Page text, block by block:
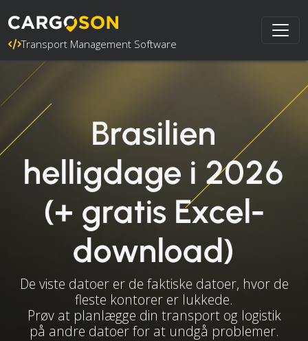
Transport Management Software
Brasilien
helligdage i 2026
(+ gratis Excel-
download)
De viste datoer er de faktiske datoer, hvor de
fleste kontorer er lukkede.
Prøv at planlægge din transport og logistik
på andre datoer for at undgå problemer.